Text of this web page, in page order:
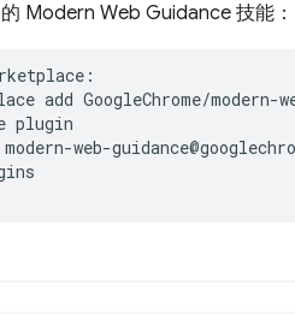
Modern Web Guidance 技能：
add GoogleChrome/modern-
plugin
web-